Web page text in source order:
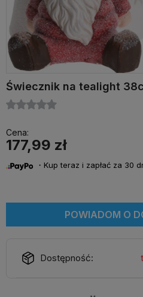
Świecznik na tealight
Cena:
177,99 zł
・Kup teraz i zapłać za 30
POWIADOM O
Dostępność: